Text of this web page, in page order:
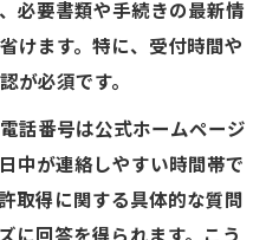
必要書類や手続きの最新情
けます。特に、受付時間や
が必須です。
話番号は公式ホームページ
中が連絡しやすい時間帯で
取得に関する具体的な質問